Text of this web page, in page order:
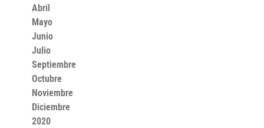
Abril
Mayo
Junio
Julio
Septiembre
Octubre
Noviembre
Diciembre
2020